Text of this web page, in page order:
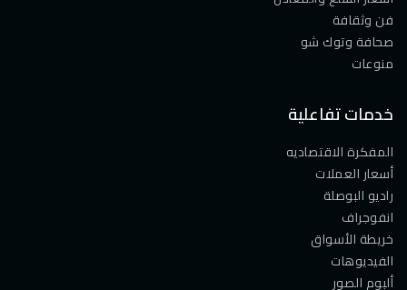
فن وثقافة
صحافة وتوك شو
منوعات
خدمات تفاعلية
المفكرة الاقتصاديه
أسعار العملات
راديو البوصلة
انفوجراف
خريطة الأسواق
الفيديوهات
ألبوم الصور